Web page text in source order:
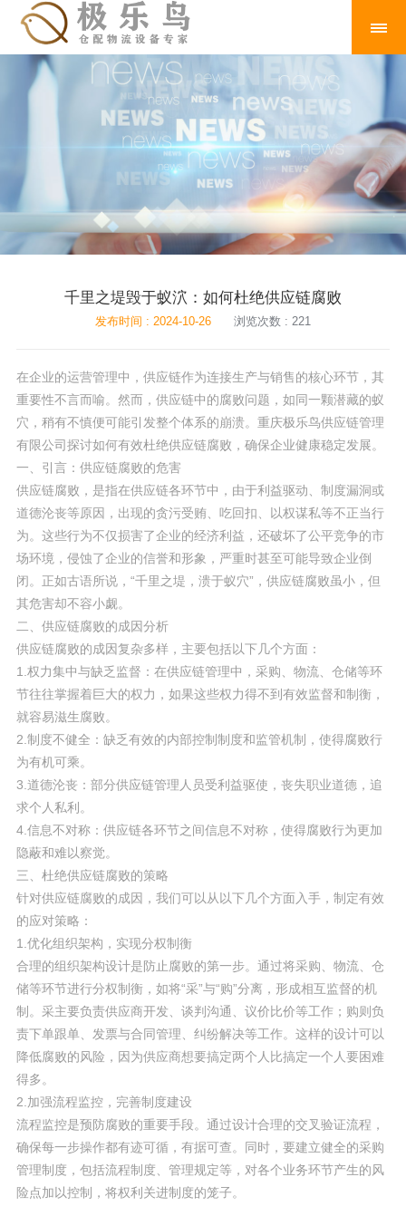
千里之堤毁于蚁泬：如何杜绝供应链腐败
发布时间 : 2024-10-26 浏览次数 : 221
在企业的运营管理中，供应链作为连接生产与销售的核心环节，其
重要性不言而喻。然而，供应链中的腐败问题，如同一颗潜藏的蚁
穴，稍有不慎便可能引发整个体系的崩溃。重庆极乐鸟供应链管理
有限公司探讨如何有效杜绝供应链腐败，确保企业健康稳定发展。
一、引言：供应链腐败的危害
供应链腐败，是指在供应链各环节中，由于利益驱动、制度漏洞或
道德沦丧等原因，出现的贪污受贿、吃回扣、以权谋私等不正当行
为。这些行为不仅损害了企业的经济利益，还破坏了公平竞争的市
场环境，侵蚀了企业的信誉和形象，严重时甚至可能导致企业倒
闭。正如古语所说，“千里之堤，溃于蚁穴”，供应链腐败虽小，但
其危害却不容小觑。
二、供应链腐败的成因分析
供应链腐败的成因复杂多样，主要包括以下几个方面：
1.权力集中与缺乏监督：在供应链管理中，采购、物流、仓储等环
节往往掌握着巨大的权力，如果这些权力得不到有效监督和制衡，
就容易滋生腐败。
2.制度不健全：缺乏有效的内部控制制度和监管机制，使得腐败行
为有机可乘。
3.道德沦丧：部分供应链管理人员受利益驱使，丧失职业道德，追
求个人私利。
4.信息不对称：供应链各环节之间信息不对称，使得腐败行为更加
隐蔽和难以察觉。
三、杜绝供应链腐败的策略
针对供应链腐败的成因，我们可以从以下几个方面入手，制定有效
的应对策略：
1.优化组织架构，实现分权制衡
合理的组织架构设计是防止腐败的第一步。通过将采购、物流、仓
储等环节进行分权制衡，如将“采”与“购”分离，形成相互监督的机
制。采主要负责供应商开发、谈判沟通、议价比价等工作；购则负
责下单跟单、发票与合同管理、纠纷解决等工作。这样的设计可以
降低腐败的风险，因为供应商想要搞定两个人比搞定一个人要困难
得多。
2.加强流程监控，完善制度建设
流程监控是预防腐败的重要手段。通过设计合理的交叉验证流程，
确保每一步操作都有迹可循，有据可查。同时，要建立健全的采购
管理制度，包括流程制度、管理规定等，对各个业务环节产生的风
险点加以控制，将权利关进制度的笼子。